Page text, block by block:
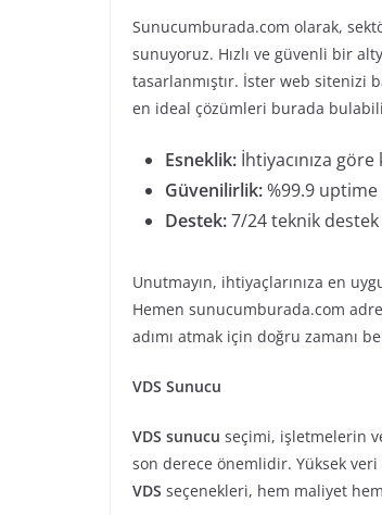
Sunucumburada.com olarak,
sunuyoruz. Hızlı ve güvenli bir
tasarlanmıştır. İster web sitenizi
en ideal çözümleri burada
Esneklik: İhtiyacınıza göre
Güvenilirlik:%99.9
Destek:7/24 teknik
Unutmayın, ihtiyaçlarınıza en
Hemen sunucumburada.com
adımı atmak için doğru zamanı
VDS Sunucu
VDS sunucu seçimi, işletmelerin
son derece önemlidir. Yüksek
VDS seçenekleri, hem maliyet